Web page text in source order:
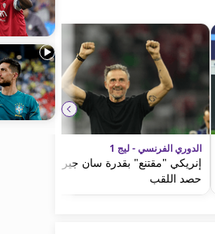
الدوري الفرنسي - ليج 1
إنريكي "مقتنع" بقدرة سان جيرمان على
حصد اللقب